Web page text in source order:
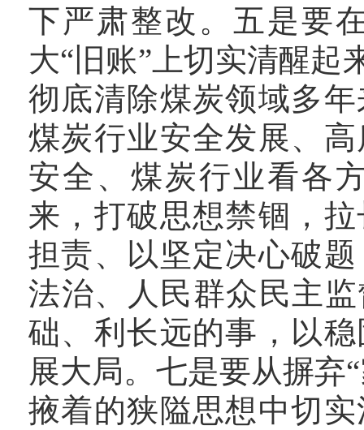
下严肃整改。五是要
大“旧账”上切实清醒起
彻底清除煤炭领域多
煤炭行业安全发展、
安全、煤炭行业看各
来，打破思想禁锢，
担责、以坚定决心破
法治、人民群众民主
础、利长远的事，以
展大局。七是要从摒弃
掖着的狭隘思想中切